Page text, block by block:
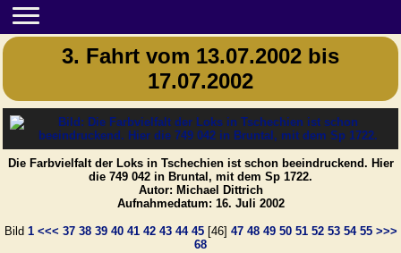
3. Fahrt vom 13.07.2002 bis
17.07.2002
Die Farbvielfalt der Loks in Tschechien ist schon beeindruckend. Hier
die 749 042 in Bruntal, mit dem Sp 1722.
Autor: Michael Dittrich
Aufnahmedatum: 16. Juli 2002
Bild 1 <<< 37 38 39 40 41 42 43 44 45[46] 47 48 49 50 51 52 53 54 55 >>>
68